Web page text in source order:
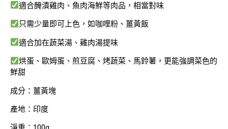
適合醃漬雞肉、魚肉海鮮等肉品，相當對味
只需少量即可上色，如咖哩粉、薑黃飯
適合加在蔬菜湯、雞肉湯提味
烘蛋、歐姆蛋、煎豆腐、烤蔬菜、馬鈴薯，更能強調菜色的
鮮甜
成分：薑黃塊
產地：印度